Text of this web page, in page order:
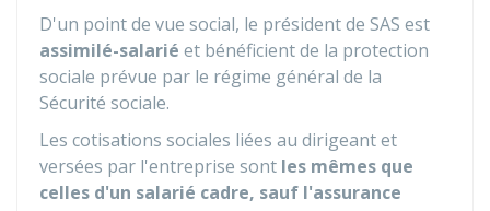
D'un point de vue social, le président de SAS est
assimilé-salarié et bénéficient de la protection
sociale prévue par le régime général de la
Sécurité sociale.
Les cotisations sociales liées au dirigeant et
versées par l'entreprise sont les mêmes que
celles d'un salarié cadre, sauf l'assurance